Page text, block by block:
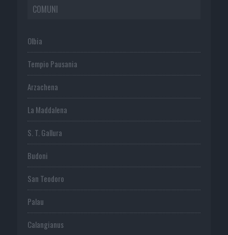
COMUNI
Olbia
Tempio Pausania
Arzachena
La Maddalena
S. T. Gallura
Budoni
San Teodoro
Palau
Calangianus